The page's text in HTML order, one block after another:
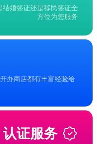
婚签证还是移民签证全
方位为您服务
办商店都有丰富经验给
认证服务